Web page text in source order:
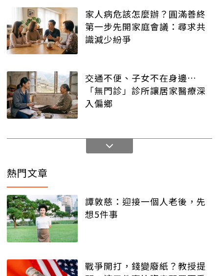
家人病危該怎麼辦？圓滿善終
第一步先開家庭會議：尋求共
識減少紛爭
交通不便、子女不在身邊…
「無門診」診所讓居家醫療深
入偏鄉
熱門文章
譚敦慈：迎接一個人老後，先
想5件事
戰爭開打，錢變廢紙？教授提